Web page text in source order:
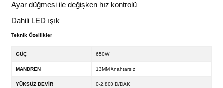
Ayar düğmesi ile değişken hız kontrolü
Dahili LED ışık
Teknik Özellikler
GÜÇ 650W
MANDREN 13MM Anahtarsız
YÜKSÜZ DEVİR 0-2.800 D/DAK